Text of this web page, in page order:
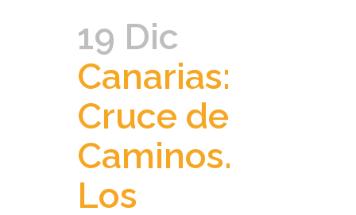
19 Dic
Canarias:
Cruce de
Caminos.
Los